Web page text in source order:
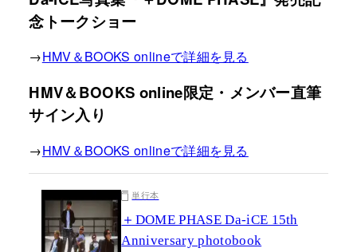
念トークショー
→HMV＆BOOKS onlineで詳細を見る
HMV＆BOOKS online限定・メンバー直筆
サイン入り
→HMV＆BOOKS onlineで詳細を見る
単行本
＋DOME PHASE Da-iCE 15th
Anniversary photobook